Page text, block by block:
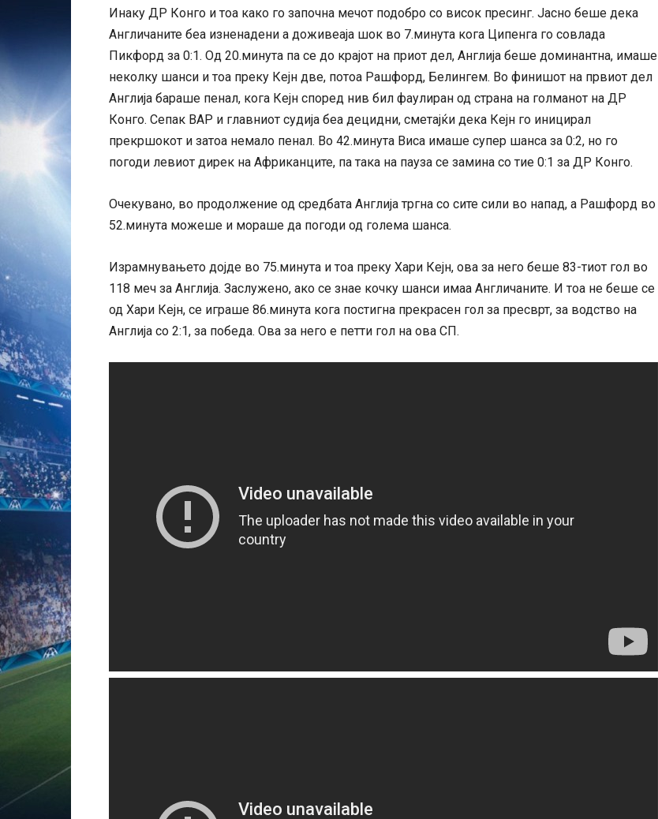
Инаку ДР Конго и тоа како го започна мечот подобро со висок пресинг. Јасно беше дека
Англичаните беа изненадени а доживеаја шок во 7.минута кога Ципенга го совлада
Пикфорд за 0:1. Од 20.минута па се до крајот на приот дел, Англија беше доминантна, имаше
неколку шанси и тоа преку Кејн две, потоа Рашфорд, Белингем. Во финишот на првиот дел
Англија бараше пенал, кога Кејн според нив бил фаулиран од страна на голманот на ДР
Конго. Сепак ВАР и главниот судија беа децидни, сметајќи дека Кејн го иницирал
прекршокот и затоа немало пенал. Во 42.минута Виса имаше супер шанса за 0:2, но го
погоди левиот дирек на Африканците, па така на пауза се замина со тие 0:1 за ДР Конго.
Очекувано, во продолжение од средбата Англија тргна со сите сили во напад, а Рашфорд во
52.минута можеше и мораше да погоди од голема шанса.
Израмнувањето дојде во 75.минута и тоа преку Хари Кејн, ова за него беше 83-тиот гол во
118 меч за Англија. Заслужено, ако се знае кочку шанси имаа Англичаните. И тоа не беше се
од Хари Кејн, се играше 86.минута кога постигна прекрасен гол за пресврт, за водство на
Англија со 2:1, за победа. Ова за него е петти гол на ова СП.